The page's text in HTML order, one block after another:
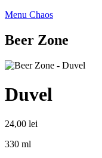
Menu Chaos
Beer Zone
Duvel
24,00 lei
330 ml